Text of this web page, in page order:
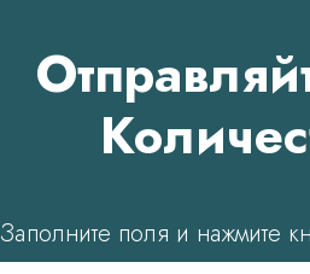
Заполните поля и нажмите